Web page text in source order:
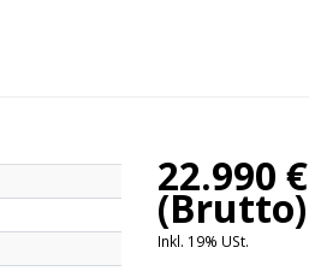
22.990 €
(Brutto)
Inkl. 19% USt.